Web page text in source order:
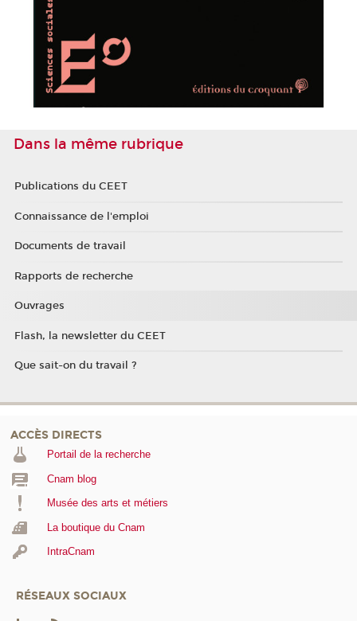
Dans la même rubrique
Publications du CEET
Connaissance de l'emploi
Documents de travail
Rapports de recherche
Ouvrages
Flash, la newsletter du CEET
Que sait-on du travail ?
ACCÈS DIRECTS
Portail de la recherche
Cnam blog
Musée des arts et métiers
La boutique du Cnam
IntraCnam
RÉSEAUX SOCIAUX